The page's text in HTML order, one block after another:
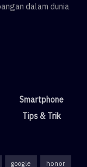
dalam dunia
Smartphone
Tips & Trik
google honor